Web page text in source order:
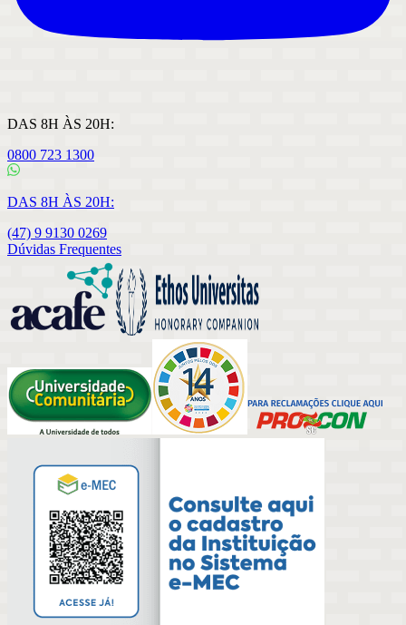
DAS 8H ÀS 20H:
0800 723 1300
DAS 8H ÀS 20H:
(47) 9 9130 0269
Dúvidas Frequentes